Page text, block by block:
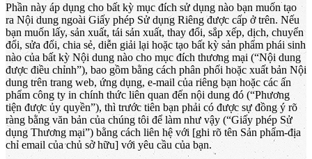
Phần này áp dụng cho bất kỳ mục đích sử dụng nào bạn muốn tạo
ra Nội dung ngoài Giấy phép Sử dụng Riêng được cấp ở trên. Nếu
bạn muốn lấy, sản xuất, tái sản xuất, thay đổi, sắp xếp, dịch, chuyển
đổi, sửa đổi, chia sẻ, diễn giải lại hoặc tạo bất kỳ sản phẩm phái sinh
nào của bất kỳ Nội dung nào cho mục đích thương mại (“Nội dung
được điều chỉnh”), bao gồm bằng cách phân phối hoặc xuất bản Nội
dung trên trang web, ứng dụng, e-mail của riêng bạn hoặc các ấn
phẩm công ty in chính thức liên quan đến nội dung đó (“Phương
tiện được ủy quyền”), thì trước tiên bạn phải có được sự đồng ý rõ
ràng bằng văn bản của chúng tôi để làm như vậy (“Giấy phép Sử
dụng Thương mại”) bằng cách liên hệ với [ghi rõ tên Sản phẩm-địa
chỉ email của chủ sở hữu] với yêu cầu của bạn.